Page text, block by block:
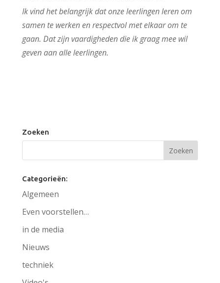
Ik vind het belangrijk dat onze leerlingen leren om
samen te werken en respectvol met elkaar om te
gaan. Dat zijn vaardigheden die ik graag mee wil
geven aan alle leerlingen.
Zoeken
Categorieën:
Algemeen
Even voorstellen…
in de media
Nieuws
techniek